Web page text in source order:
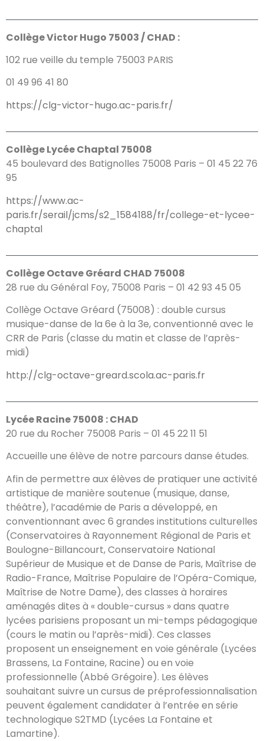
Collège Victor Hugo 75003 / CHAD :
102 rue veille du temple 75003 PARIS
01 49 96 41 80
https://clg-victor-hugo.ac-paris.fr/
Collège Lycée Chaptal 75008
45 boulevard des Batignolles 75008 Paris – 01 45 22 76
95
https://www.ac-
paris.fr/serail/jcms/s2_1584188/fr/college-et-lycee-
chaptal
Collège Octave Gréard CHAD 75008
28 rue du Général Foy, 75008 Paris – 01 42 93 45 05
Collège Octave Gréard (75008) : double cursus
musique-danse de la 6e à la 3e, conventionné avec le
CRR de Paris (classe du matin et classe de l’après-
midi)
http://clg-octave-greard.scola.ac-paris.fr
Lycée Racine 75008 : CHAD
20 rue du Rocher 75008 Paris – 01 45 22 11 51
Accueille une élève de notre parcours danse études.
Afin de permettre aux élèves de pratiquer une activité
artistique de manière soutenue (musique, danse,
théâtre), l’académie de Paris a développé, en
conventionnant avec 6 grandes institutions culturelles
(Conservatoires à Rayonnement Régional de Paris et
Boulogne-Billancourt, Conservatoire National
Supérieur de Musique et de Danse de Paris, Maîtrise de
Radio-France, Maîtrise Populaire de l’Opéra-Comique,
Maîtrise de Notre Dame), des classes à horaires
aménagés dites à « double-cursus » dans quatre
lycées parisiens proposant un mi-temps pédagogique
(cours le matin ou l’après-midi). Ces classes
proposent un enseignement en voie générale (Lycées
Brassens, La Fontaine, Racine) ou en voie
professionnelle (Abbé Grégoire). Les élèves
souhaitant suivre un cursus de préprofessionnalisation
peuvent également candidater à l’entrée en série
technologique S2TMD (Lycées La Fontaine et
Lamartine).